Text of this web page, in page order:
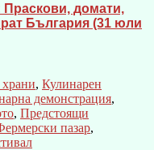
домати,
България (31 юли
, Кулинарен
демонстрация,
, Предстоящи
пазар,